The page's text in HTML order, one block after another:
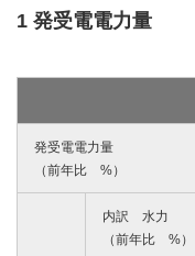
1 発受電電力量
発受電電力量
（前年比 %）
内訳 水力
（前年比 %）